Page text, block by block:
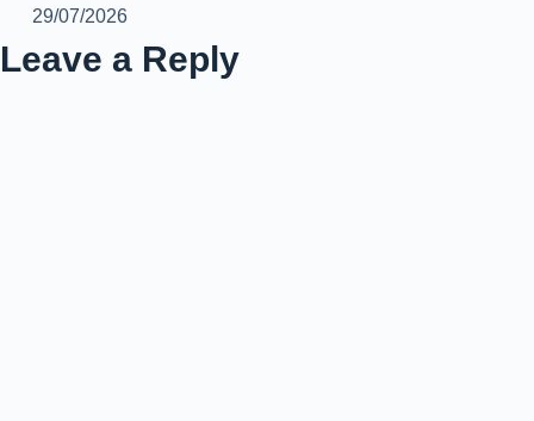
29/07/2026
Leave a Reply